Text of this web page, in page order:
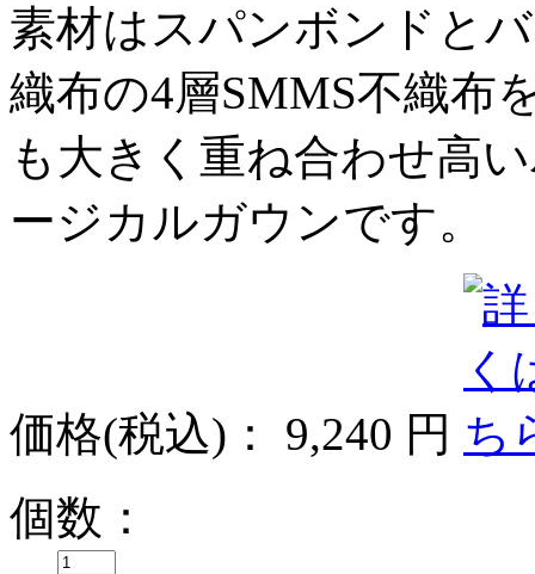
素材はスパンボンドと
織布の4層SMMS不織布
も大きく重ね合わせ高
ージカルガウンです。
価格(税込) ： 9,240 円
個数：